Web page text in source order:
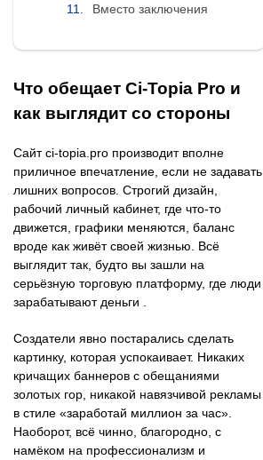
Вместо заключения
Что обещает Ci-Topia Pro и
как выглядит со стороны
Сайт ci-topia.pro производит вполне
приличное впечатление, если не задавать
лишних вопросов. Строгий дизайн,
рабочий личный кабинет, где что-то
движется, графики меняются, баланс
вроде как живёт своей жизнью. Всё
выглядит так, будто вы зашли на
серьёзную торговую платформу, где люди
зарабатывают деньги .
Создатели явно постарались сделать
картинку, которая успокаивает. Никаких
кричащих баннеров с обещаниями
золотых гор, никакой навязчивой рекламы
в стиле «заработай миллион за час».
Наоборот, всё чинно, благородно, с
намёком на профессионализм и